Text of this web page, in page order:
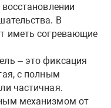
В
иметь согревающие
– это фиксация
с полным
частичная.
механизмом от